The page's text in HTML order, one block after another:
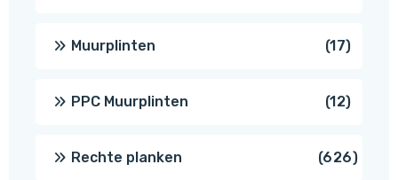
Muurplinten 1717
PPC Muurplinten 1212
Rechte planken 626626